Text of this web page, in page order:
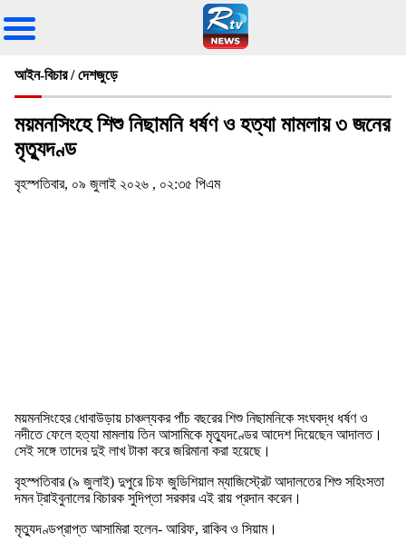
আইন-বিচার / দেশজুড়ে
ময়মনসিংহে শিশু নিছামনি ধর্ষণ ও হত্যা মামলায় ৩ জনের
মৃত্যুদণ্ড
বৃহস্পতিবার, ০৯ জুলাই ২০২৬ , ০২:৩৫ পিএম
ময়মনসিংহের ধোবাউড়ায় চাঞ্চল্যকর পাঁচ বছরের শিশু নিছামনিকে সংঘবদ্ধ ধর্ষণ ও
নদীতে ফেলে হত্যা মামলায় তিন আসামিকে মৃত্যুদণ্ডের আদেশ দিয়েছেন আদালত।
সেই সঙ্গে তাদের দুই লাখ টাকা করে জরিমানা করা হয়েছে।
বৃহস্পতিবার (৯ জুলাই) দুপুরে চিফ জুডিশিয়াল ম্যাজিস্ট্রেট আদালতের শিশু সহিংসতা
দমন ট্রাইবুনালের বিচারক সুদিপ্তা সরকার এই রায় প্রদান করেন।
মৃত্যুদণ্ডপ্রাপ্ত আসামিরা হলেন- আরিফ, রাকিব ও সিয়াম।